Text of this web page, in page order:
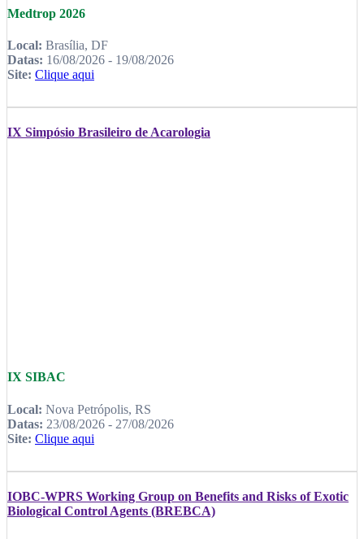
Medtrop 2026
Local: Brasília, DF
Datas: 16/08/2026 - 19/08/2026
Site: Clique aqui
IX Simpósio Brasileiro de Acarologia
IX SIBAC
Local: Nova Petrópolis, RS
Datas: 23/08/2026 - 27/08/2026
Site: Clique aqui
IOBC-WPRS Working Group on Benefits and Risks of Exotic
Biological Control Agents (BREBCA)